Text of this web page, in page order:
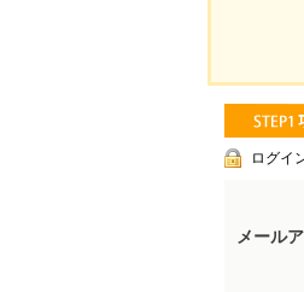
ログイ
メール